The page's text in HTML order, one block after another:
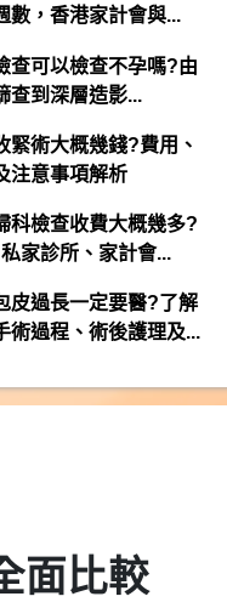
數，香港家計會與...
查可以檢查不孕嗎?由
查到深層造影...
緊術大概幾錢?費用、
注意事項解析
科檢查收費大概幾多?
家診所、家計會...
皮過長一定要醫?了解
術過程、術後護理及...
面比較